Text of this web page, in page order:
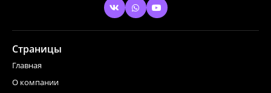
Страницы
Главная
О компании